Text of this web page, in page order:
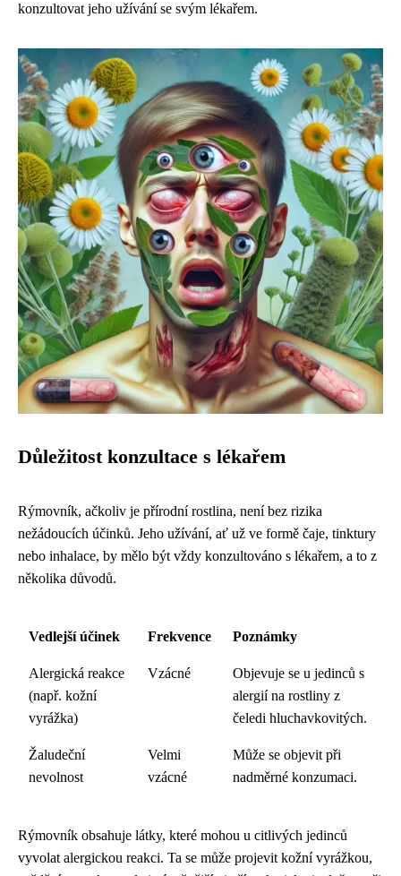
konzultovat jeho užívání se svým lékařem.
Důležitost konzultace s lékařem
Rýmovník, ačkoliv je přírodní rostlina, není bez rizika
nežádoucích účinků. Jeho užívání, ať už ve formě čaje, tinktury
nebo inhalace, by mělo být vždy konzultováno s lékařem, a to z
několika důvodů.
Vedlejší účinek Frekvence Poznámky
Alergická reakce
(např. kožní
vyrážka)
Vzácné
Objevuje se u jedinců s
alergií na rostliny z
čeledi hluchavkovitých.
Žaludeční
nevolnost
Velmi
vzácné
Může se objevit při
nadměrné konzumaci.
Rýmovník obsahuje látky, které mohou u citlivých jedinců
vyvolat alergickou reakci. Ta se může projevit kožní vyrážkou,